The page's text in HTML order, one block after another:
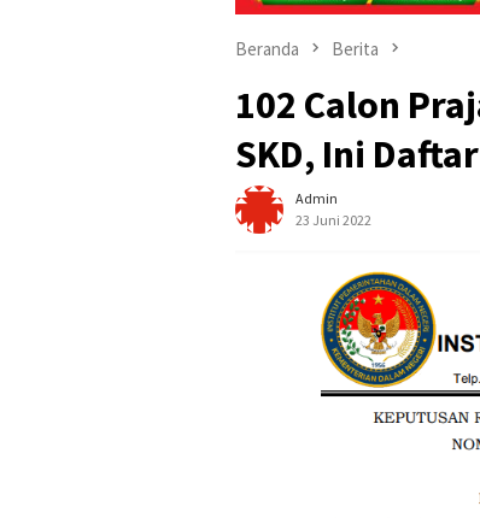
Beranda Berita
102 Calon
SKD, Ini
Admin
23 Juni 2022